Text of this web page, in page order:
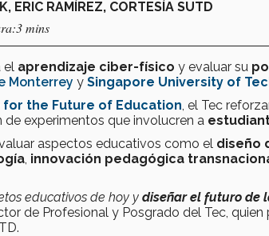
ERIC RAMÍREZ, CORTESÍA SUTD
mins
el aprendizaje ciber-físico y evaluar su
Monterrey y Singapore University of
the Future of Education , el Tec
experimentos que involucren a
aspectos educativos como el diseño
innovación pedagógica
educativos de hoy y diseñar el futuro de
de Profesional y Posgrado del Tec,